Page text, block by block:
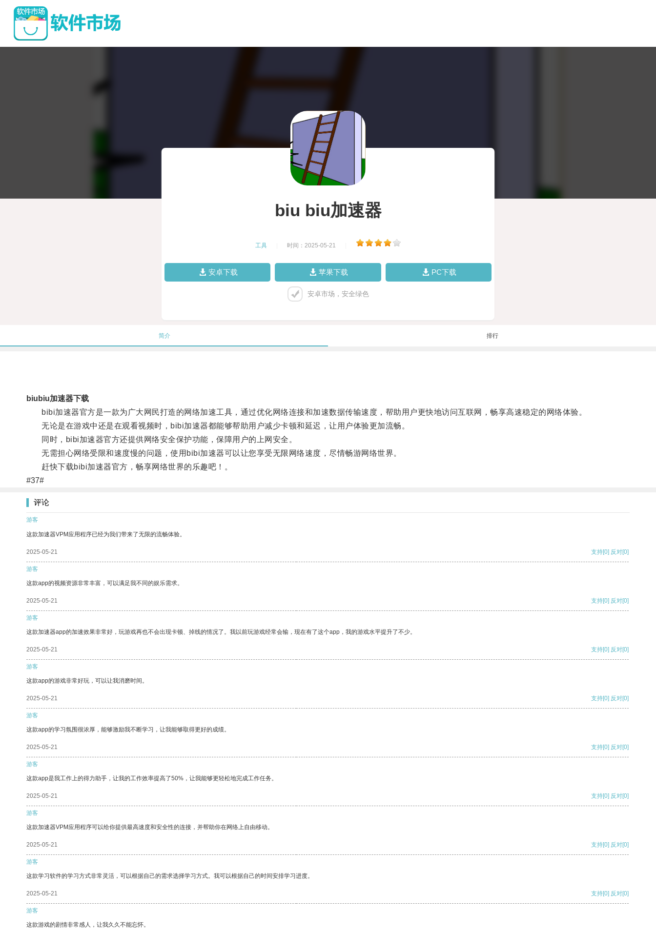
biu biu加速器
工具 时间：2025-05-21
安卓下载 苹果下载 PC下载
安卓市场，安全绿色
简介 排行
biubiu加速器下载
bibi加速器官方是一款为广大网民打造的网络加速工具，通过优化网络连接和加速数据传输速度，帮助用户更快地访问互联网，畅享高速稳定的网络体验。
无论是在游戏中还是在观看视频时，bibi加速器都能够帮助用户减少卡顿和延迟，让用户体验更加流畅。
同时，bibi加速器官方还提供网络安全保护功能，保障用户的上网安全。
无需担心网络受限和速度慢的问题，使用bibi加速器可以让您享受无限网络速度，尽情畅游网络世界。
赶快下载bibi加速器官方，畅享网络世界的乐趣吧！。
#37#
评论
游客
这款加速器VPM应用程序已经为我们带来了无限的流畅体验。
2025-05-21 支持[0] 反对[0]
游客
这款app的视频资源非常丰富，可以满足我不同的娱乐需求。
2025-05-21 支持[0] 反对[0]
游客
这款加速器app的加速效果非常好，玩游戏再也不会出现卡顿、掉线的情况了。我以前玩游戏经常会输，现在有了这个app，我的游戏水平提升了不少。
2025-05-21 支持[0] 反对[0]
游客
这款app的游戏非常好玩，可以让我消磨时间。
2025-05-21 支持[0] 反对[0]
游客
这款app的学习氛围很浓厚，能够激励我不断学习，让我能够取得更好的成绩。
2025-05-21 支持[0] 反对[0]
游客
这款app是我工作上的得力助手，让我的工作效率提高了50%，让我能够更轻松地完成工作任务。
2025-05-21 支持[0] 反对[0]
游客
这款加速器VPM应用程序可以给你提供最高速度和安全性的连接，并帮助你在网络上自由移动。
2025-05-21 支持[0] 反对[0]
游客
这款学习软件的学习方式非常灵活，可以根据自己的需求选择学习方式。我可以根据自己的时间安排学习进度。
2025-05-21 支持[0] 反对[0]
游客
这款游戏的剧情非常感人，让我久久不能忘怀。